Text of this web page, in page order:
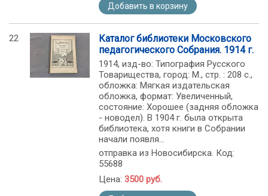
Добавить в корзину
22
Каталог библиотеки Московского
педагогического Собрания. 1914 г.
1914, изд-во: Типография Русского
Товарищества, город: М., стр. : 208 с.,
обложка: Мягкая издательская
обложка, формат: Увеличенный,
состояние: Хорошее (задняя обложка
- новодел). В 1904 г. была открыта
библиотека, хотя книги в Собрании
начали появля...
отправка из Новосибирска. Код:
55688
Цена: 3500 руб.